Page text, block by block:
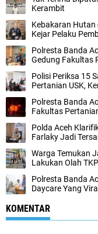
Kerambit
Kebakaran Hutan
Kejar Pelaku
Polresta Banda
Gedung Fakultas
Polisi Periksa 15
Pertanian USK,
Polresta Banda
Fakultas
Polda Aceh
Farlaky Jadi
Warga Temukan
Lakukan Olah TKP
Polresta Banda
Daycare Yang Viral
KOMENTAR